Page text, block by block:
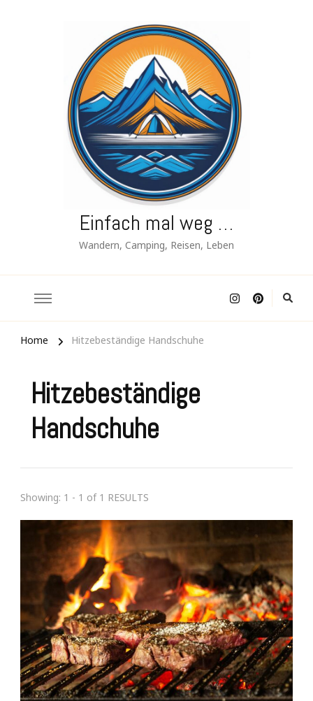
Einfach mal weg …
Wandern, Camping, Reisen, Leben
Home Hitzebeständige Handschuhe
Hitzebeständige
Handschuhe
Showing: 1 - 1 of 1 RESULTS